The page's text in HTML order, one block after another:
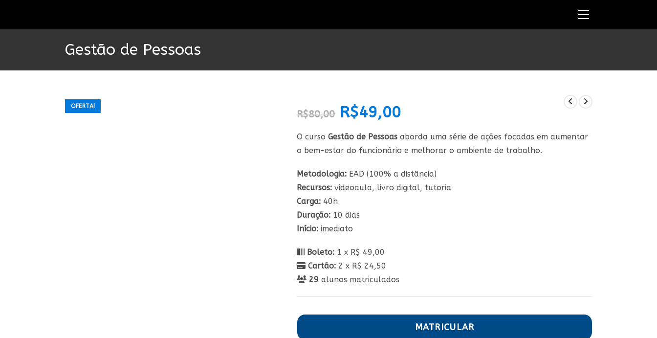
o
Ver
Gestão de Pessoas
OFERTA!
R$80,00
O
preço
original
R$80,00.
R$49,00preço
R$49,00.
O cursoGestão de Pessoas aborda uma série de ações focadas em aumentar
o bem-estar do funcionário e melhorar o ambiente de trabalho.
Metodologia: EAD (100% a distância)
Recursos: videoaula, livro digital, tutoria
Carga: 40h
Duração: 10 dias
Início: imediato
Boleto: 1 x R$ 49,00
Cartão: 2 x R$ 24,50
29 alunos matriculados
MATRICULAR